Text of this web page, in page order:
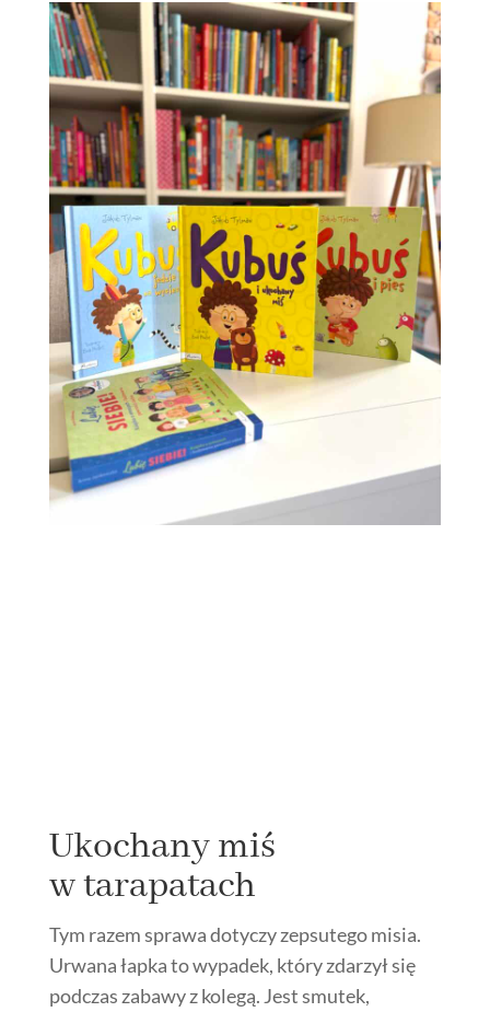
Ukochany miś
w tarapatach
Tym razem sprawa dotyczy zepsutego misia.
Urwana łapka to wypadek, który zdarzył się
podczas zabawy z kolegą. Jest smutek,